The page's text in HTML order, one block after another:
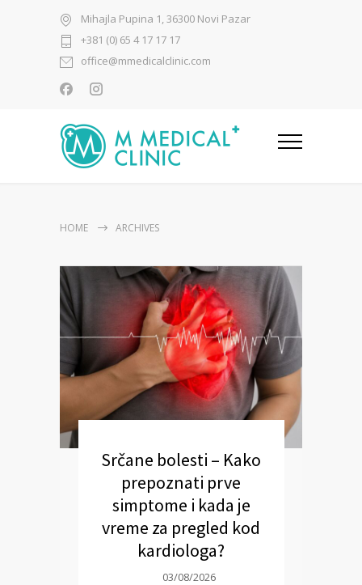
Mihajla Pupina 1, 36300 Novi Pazar
+381 (0) 65 4 17 17 17
office@mmedicalclinic.com
HOME ARCHIVES
Srčane bolesti – Kako
prepoznati prve
simptome i kada je
vreme za pregled kod
kardiologa?
03/08/2026